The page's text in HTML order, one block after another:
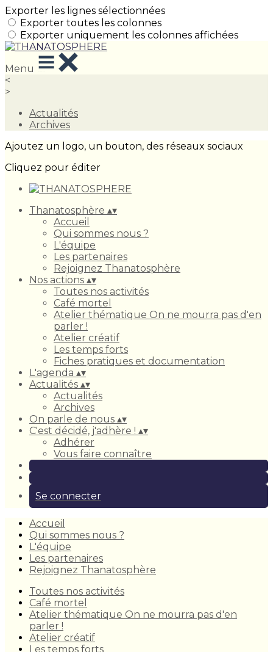
Exporter les lignes sélectionnées
Exporter toutes les colonnes
Exporter uniquement les colonnes affichées
Menu
<
>
Actualités
Archives
Ajoutez un logo, un bouton, des réseaux sociaux
Cliquez pour éditer
Thanatosphère ▴▾
Accueil
Qui sommes nous ?
L'équipe
Les partenaires
Rejoignez Thanatosphère
Nos actions ▴▾
Toutes nos activités
Café mortel
Atelier thématique On ne mourra pas d'en
parler !
Atelier créatif
Les temps forts
Fiches pratiques et documentation
L'agenda ▴▾
Actualités ▴▾
Actualités
Archives
On parle de nous ▴▾
C'est décidé, j'adhère ! ▴▾
Adhérer
Vous faire connaître
Se connecter
Accueil
Qui sommes nous ?
L'équipe
Les partenaires
Rejoignez Thanatosphère
Toutes nos activités
Café mortel
Atelier thématique On ne mourra pas d'en
parler !
Atelier créatif
Les temps forts